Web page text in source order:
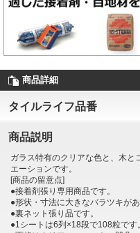
商品詳細
タイルライフ品番
商品説明
ガラス特有のクリアな色と、木と
エーションです。
[商品の留意点]
●接着剤張り専用商品です。
●形状・寸法に大きなバラツキがあ
●裏ネット張り品です。
●1シートは6列×18段で108粒です